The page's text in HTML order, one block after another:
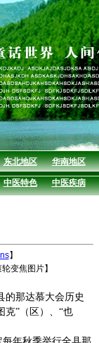
东北地区 华南地区
中医特色 中医疾病
】
变焦图片】
的那达慕大会历史
克”（区）、“也